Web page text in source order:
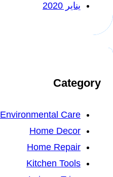
يناير 2020
Category
Environmental Care
Home Decor
Home Repair
Kitchen Tools